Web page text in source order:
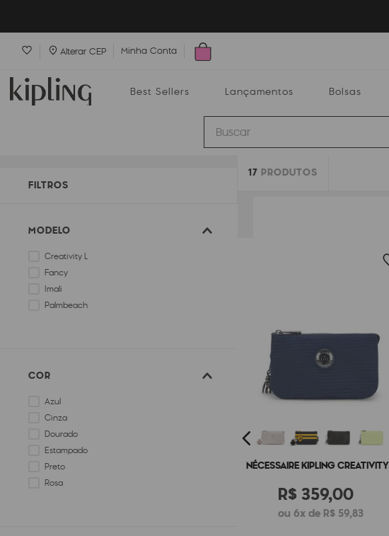
Alterar CEP Minha Conta
Best Sellers Lançamentos Bolsas
Buscar
Bolsas
FILTROS
MODELO
Creativity L
Fancy
Imali
Palmbeach
COR
Azul
Cinza
Dourado
Estampado
Preto
Rosa
17 PRODUTOS
NÉCESSAIRE KIPLING
R$359,00
ou 6x de R$ 59,83